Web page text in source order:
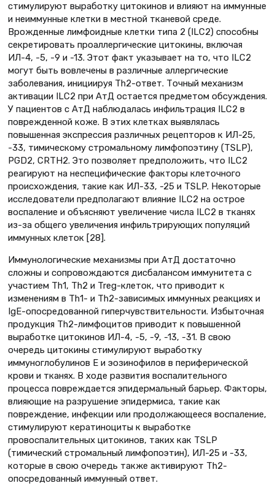
стимулируют выработку цитокинов и влияют на иммунные
и неиммунные клетки в местной тканевой среде.
Врожденные лимфоидные клетки типа 2 (ILC2) способны
секретировать проаллергические цитокины, включая
ИЛ-4, -5, -9 и -13. Этот факт указывает на то, что ILC2
могут быть вовлечены в различные аллергические
заболевания, инициируя Th2-ответ. Точный механизм
активации ILC2 при АтД остается предметом обсуждения.
У пациентов с АтД наблюдалась инфильтрация ILC2 в
поврежденной коже. В этих клетках выявлялась
повышенная экспрессия различных рецепторов к ИЛ-25,
-33, тимическому стромальному лимфопоэтину (TSLP),
PGD2, CRTH2. Это позволяет предположить, что ILC2
реагируют на неспецифические факторы клеточного
происхождения, такие как ИЛ-33, -25 и TSLP. Некоторые
исследователи предполагают влияние ILC2 на острое
воспаление и объясняют увеличение числа ILC2 в тканях
из-за общего увеличения инфильтрирующих популяций
иммунных клеток [28].
Иммунологические механизмы при АтД достаточно
сложны и сопровождаются дисбалансом иммунитета с
участием Th1, Th2 и Treg-клеток, что приводит к
изменениям в Th1- и Th2-зависимых иммунных реакциях и
IgE-опосредованной гиперчувствительности. Избыточная
продукция Th2-лимфоцитов приводит к повышенной
выработке цитокинов ИЛ-4, -5, -9, -13, -31. В свою
очередь цитокины стимулируют выработку
иммуноглобулинов Е и эозинофилов в периферической
крови и тканях. В ходе развития воспалительного
процесса повреждается эпидермальный барьер. Факторы,
влияющие на разрушение эпидермиса, такие как
повреждение, инфекции или продолжающееся воспаление,
стимулируют кератиноциты к выработке
провоспалительных цитокинов, таких как TSLP
(тимический стромальный лимфопоэтин), ИЛ-25 и -33,
которые в свою очередь также активируют Th2-
опосредованный иммунный ответ.